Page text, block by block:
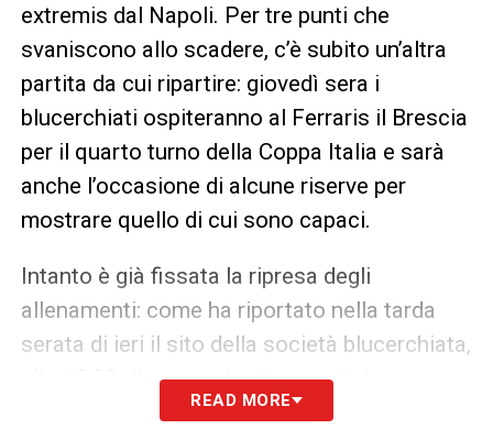
extremis dal Napoli. Per tre punti che
svaniscono allo scadere, c’è subito un’altra
partita da cui ripartire: giovedì sera i
blucerchiati ospiteranno al Ferraris il Brescia
per il quarto turno della Coppa Italia e sarà
anche l’occasione di alcune riserve per
mostrare quello di cui sono capaci.
Intanto è già fissata la ripresa degli
allenamenti: come ha riportato nella tarda
serata di ieri il sito della società blucerchiata,
alle 12:00 di stamattina i ragazzi si
riuniranno nuovamente al “Gloriano
READ MORE